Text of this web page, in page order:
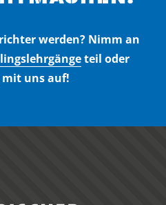
werden? Nimm an
teil oder
mit uns auf!